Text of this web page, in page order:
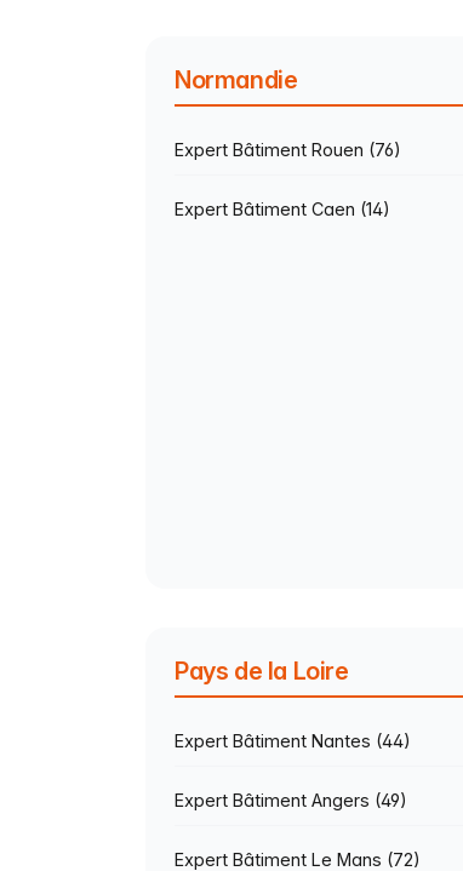
Normandie
Expert Bâtiment Rouen (76)
Expert Bâtiment Caen (14)
Pays de la Loire
Expert Bâtiment Nantes (44)
Expert Bâtiment Angers (49)
Expert Bâtiment Le Mans (72)